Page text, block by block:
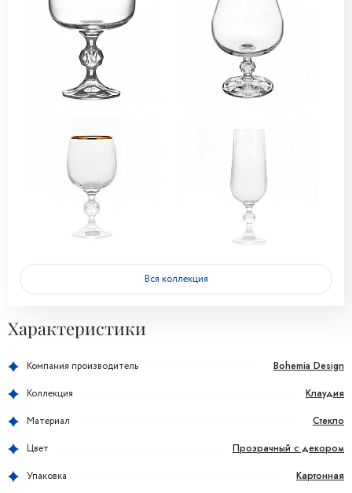
Вся коллекция
Характеристики
Компания производитель Bohemia Design
Коллекция Клаудия
Материал Стекло
Цвет Прозрачный с декором
Упаковка Картонная